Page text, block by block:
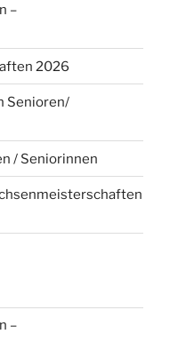
–
2026
Senioren/
/ Seniorinnen
–